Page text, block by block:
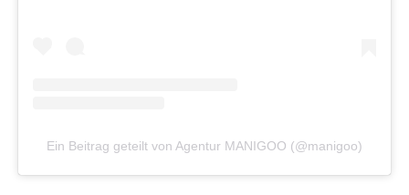
Ein Beitrag geteilt von Agentur MANIGOO (@manigoo)